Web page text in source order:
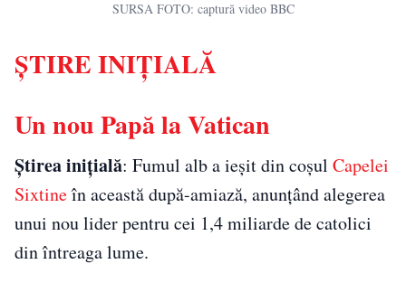
SURSA FOTO: captură video BBC
ȘTIRE INIȚIALĂ
Un nou Papă la Vatican
Știrea inițială: Fumul alb a ieșit din coșul Capelei
Sixtineîn această după-amiază, anunțând alegerea
unui nou lider pentru cei 1,4 miliarde de catolici
din întreaga lume.